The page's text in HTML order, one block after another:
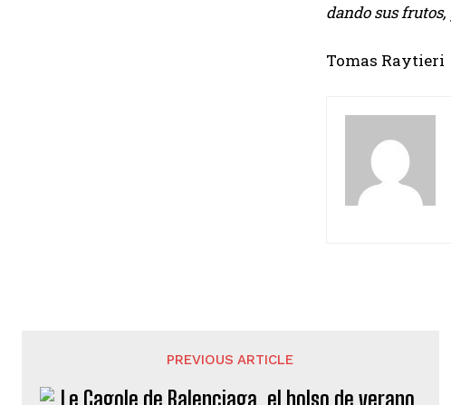
dando sus
Tomas Raytieri
PREVIOUS ARTICLE